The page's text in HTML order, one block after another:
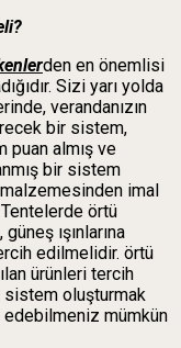
den en önemlisi
Sizi yarı yolda
verandanızın
bir sistem,
puan almış ve
bir sistem
imal
örtü
ışınlarına
edilmelidir. örtü
ürünleri tercih
sistem oluşturmak
edebilmeniz mümkün